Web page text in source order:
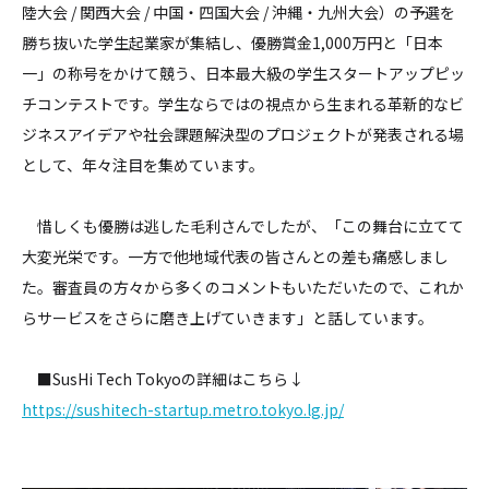
陸大会 / 関西大会 / 中国・四国大会 / 沖縄・九州大会）の予選を
勝ち抜いた学生起業家が集結し、優勝賞金1,000万円と「日本
一」の称号をかけて競う、日本最大級の学生スタートアップピッ
チコンテストです。学生ならではの視点から生まれる革新的なビ
ジネスアイデアや社会課題解決型のプロジェクトが発表される場
として、年々注目を集めています。
惜しくも優勝は逃した毛利さんでしたが、「この舞台に立てて
大変光栄です。一方で他地域代表の皆さんとの差も痛感しまし
た。審査員の方々から多くのコメントもいただいたので、これか
らサービスをさらに磨き上げていきます」と話しています。
■SusHi Tech Tokyoの詳細はこちら↓
https://sushitech-startup.metro.tokyo.lg.jp/